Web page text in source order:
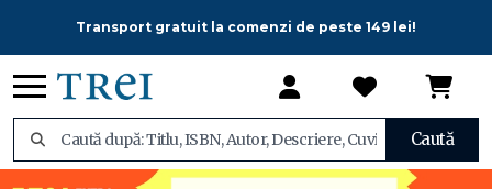
Transport gratuit la comenzi de peste 149 lei!
Caută